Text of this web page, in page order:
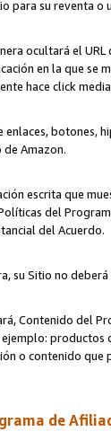
para su reventa o
ocultará el
en la que
hace click
botones,
Amazon.
escrita que
del
del Acuerdo.
su Sitio no
Contenido del
o contenido
de